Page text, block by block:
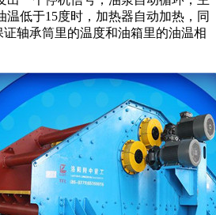
温低于15度时，加热器自动加热，同
轴承筒里的温度和油箱里的油温相